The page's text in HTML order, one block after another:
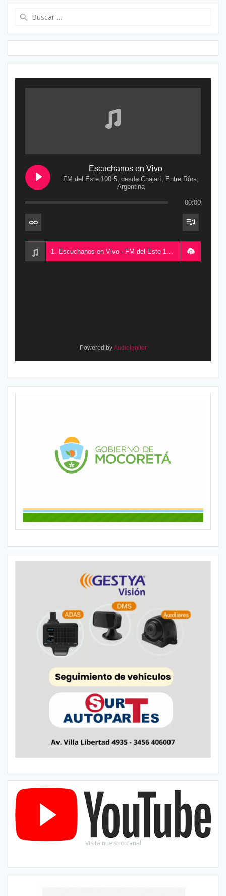
Escuchanos en Vivo
FM del Este 100.5, desde Chajarí, Entre Ríos,
Argentina
00:00
Powered byAudioIgniter
Visitá nuestro canal